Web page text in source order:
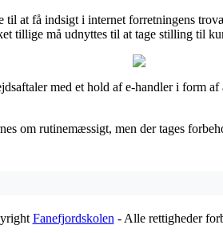
til at få indsigt i internet forretningens
tillige må udnyttes til at tage stilling til
med et hold af e-handler i form
om rutinemæssigt, men der tages
Fanefjordskolen - Alle rettigheder